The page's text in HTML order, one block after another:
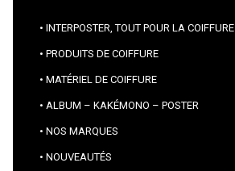
INTERPOSTER, TOUT POUR LA COIFFURE
PRODUITS DE COIFFURE
MATÉRIEL DE COIFFURE
ALBUM – KAKÉMONO – POSTER
NOS MARQUES
NOUVEAUTÉS